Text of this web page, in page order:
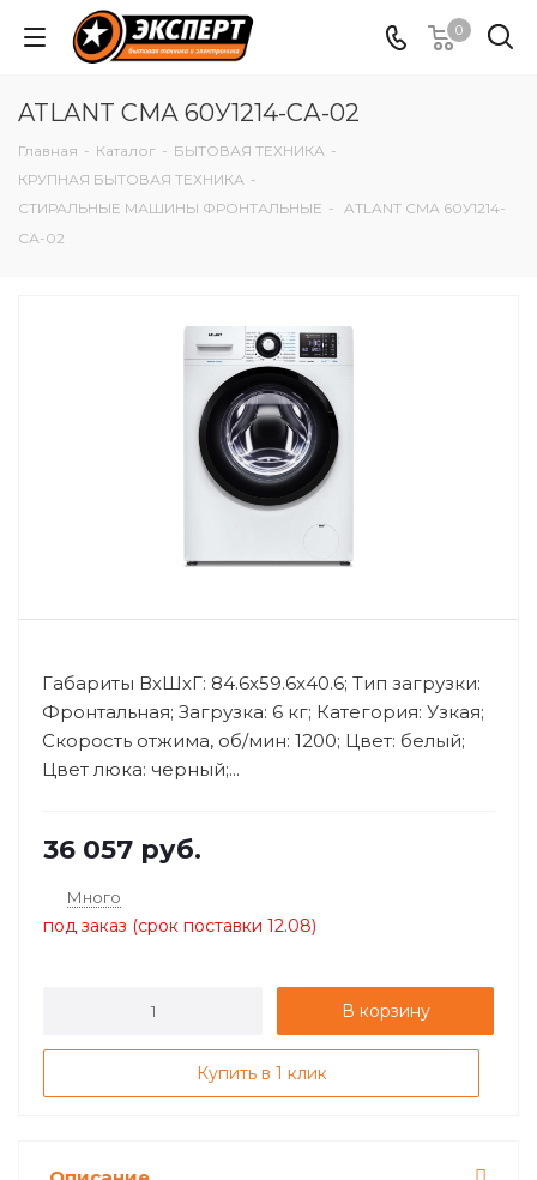
0
ATLANT СМА 60У1214-СА-02
Главная - Каталог - БЫТОВАЯ ТЕХНИКА -
КРУПНАЯ БЫТОВАЯ ТЕХНИКА -
СТИРАЛЬНЫЕ МАШИНЫ ФРОНТАЛЬНЫЕ - ATLANT СМА 60У1214-
СА-02
Габариты ВхШхГ: 84.6x59.6x40.6; Тип загрузки:
Фронтальная; Загрузка: 6 кг; Категория: Узкая;
Скорость отжима, об/мин: 1200; Цвет: белый;
Цвет люка: черный;...
36 057 руб.
Много
под заказ (срок поставки 12.08)
В корзину
Купить в 1 клик